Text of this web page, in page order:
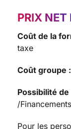
PRIX NET
Coût de la
taxe
Coût groupe :
Possibilité
/
Pour les